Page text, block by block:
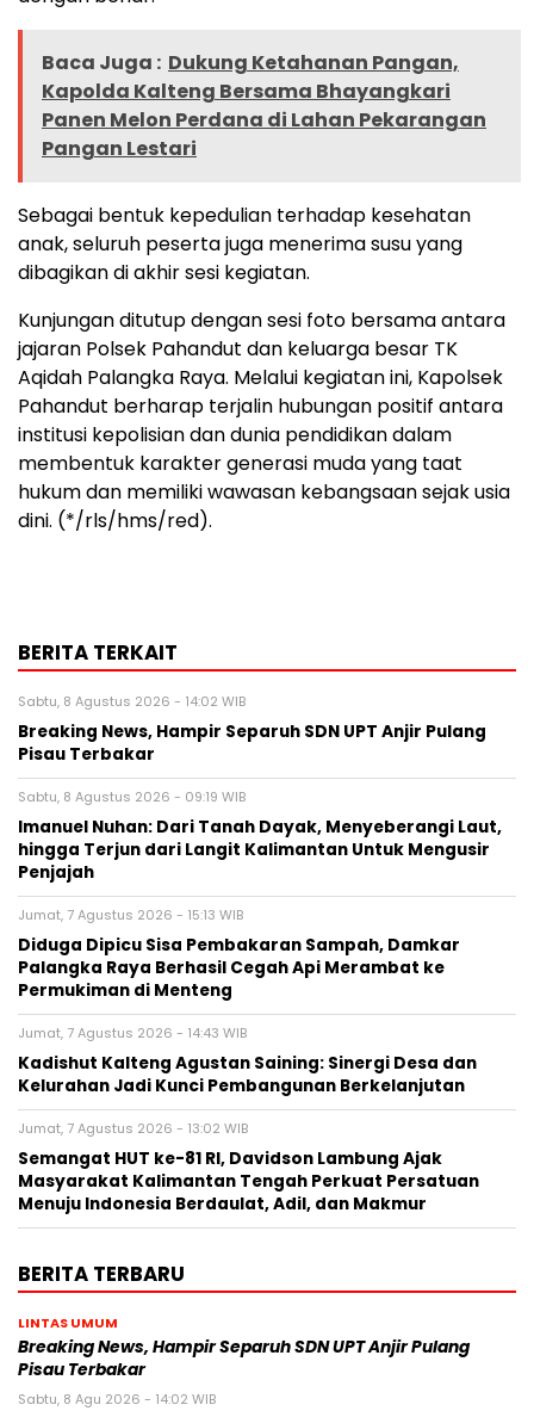
Baca Juga : Dukung Ketahanan Pangan,
Kapolda Kalteng Bersama Bhayangkari
Panen Melon Perdana di Lahan Pekarangan
Pangan Lestari
Sebagai bentuk kepedulian terhadap kesehatan
anak, seluruh peserta juga menerima susu yang
dibagikan di akhir sesi kegiatan.
Kunjungan ditutup dengan sesi foto bersama antara
jajaran Polsek Pahandut dan keluarga besar TK
Aqidah Palangka Raya. Melalui kegiatan ini, Kapolsek
Pahandut berharap terjalin hubungan positif antara
institusi kepolisian dan dunia pendidikan dalam
membentuk karakter generasi muda yang taat
hukum dan memiliki wawasan kebangsaan sejak usia
dini. (*/rls/hms/red).
BERITA TERKAIT
Sabtu, 8 Agustus 2026 - 14:02 WIB
Breaking News, Hampir Separuh SDN UPT Anjir Pulang
Pisau Terbakar
Sabtu, 8 Agustus 2026 - 09:19 WIB
Imanuel Nuhan: Dari Tanah Dayak, Menyeberangi Laut,
hingga Terjun dari Langit Kalimantan Untuk Mengusir
Penjajah
Jumat, 7 Agustus 2026 - 15:13 WIB
Diduga Dipicu Sisa Pembakaran Sampah, Damkar
Palangka Raya Berhasil Cegah Api Merambat ke
Permukiman di Menteng
Jumat, 7 Agustus 2026 - 14:43 WIB
Kadishut Kalteng Agustan Saining: Sinergi Desa dan
Kelurahan Jadi Kunci Pembangunan Berkelanjutan
Jumat, 7 Agustus 2026 - 13:02 WIB
Semangat HUT ke-81 RI, Davidson Lambung Ajak
Masyarakat Kalimantan Tengah Perkuat Persatuan
Menuju Indonesia Berdaulat, Adil, dan Makmur
BERITA TERBARU
LINTAS UMUM
Breaking News, Hampir Separuh SDN UPT Anjir Pulang
Pisau Terbakar
Sabtu, 8 Agu 2026 - 14:02 WIB